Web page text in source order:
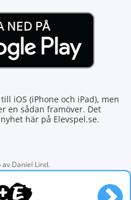
iOS (iPhone och iPad), men
en sådan framöver. Det
här på Elevspel.se.
av Daniel Lind.